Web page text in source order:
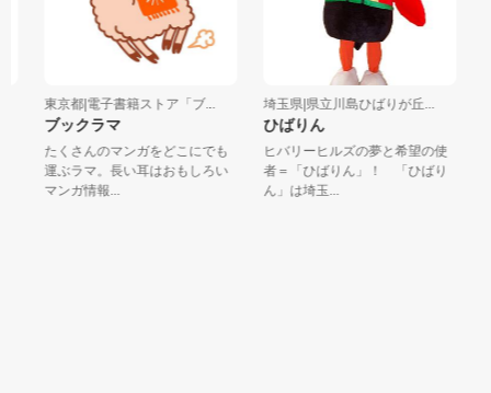
東京都|電子書籍ストア「ブ...
ブックラマ
たくさんのマンガをどこにでも
運ぶラマ。長い耳はおもしろい
マンガ情報...
埼玉県|県立川島ひばりが丘...
ひばりん
ヒバリーヒルズの夢と希望の使
者＝「ひばりん」！ 「ひばり
ん」は埼玉...